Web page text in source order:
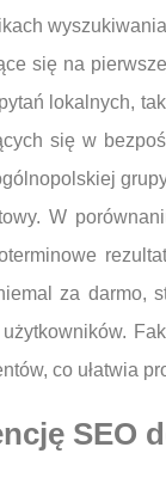
się na
lokalnych,
się w
W
za darmo,
co ułatwia
SEO